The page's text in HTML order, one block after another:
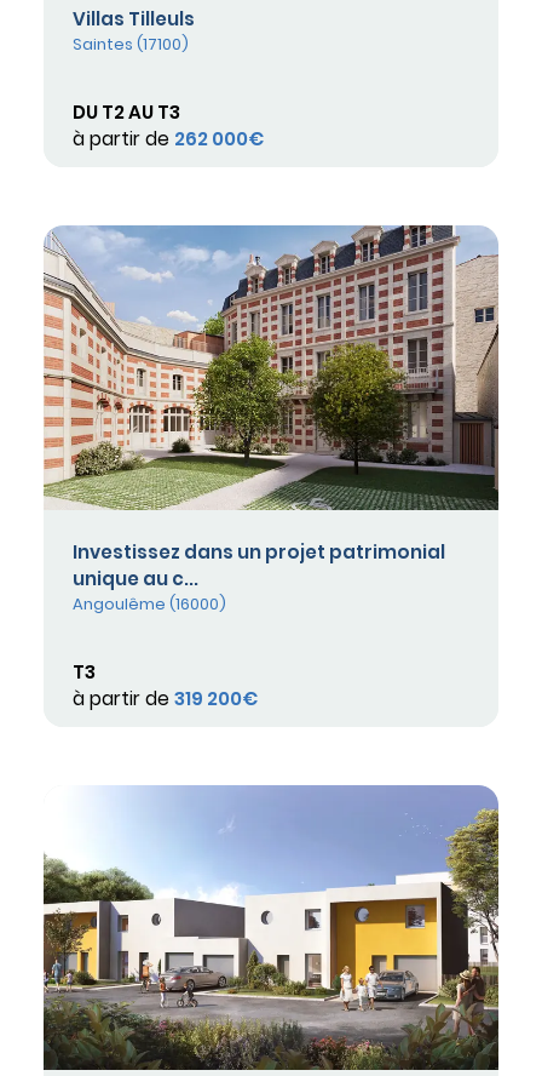
Villas Tilleuls
Saintes (17100)
DU T2 AU T3
à partir de 262 000€
Investissez dans un projet patrimonial
unique au c...
Angoulême (16000)
T3
à partir de 319 200€